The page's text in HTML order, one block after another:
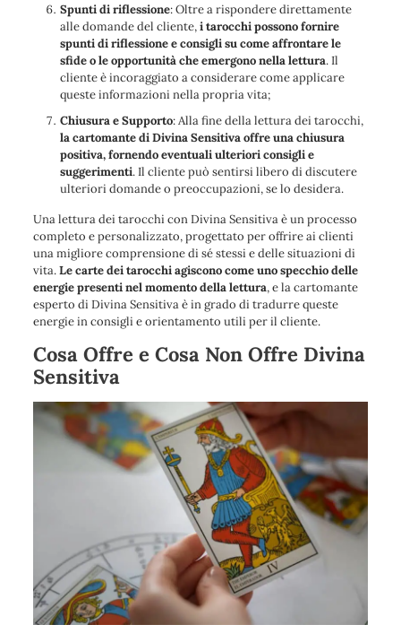
Spunti di riflessione: Oltre a rispondere direttamente
alle domande del cliente,i tarocchi possono fornire
spunti di riflessione e consigli su come affrontare le
sfide o le opportunità che emergono nella lettura. Il
cliente è incoraggiato a considerare come applicare
queste informazioni nella propria vita;
Chiusura e Supporto: Alla fine della lettura dei tarocchi,
la cartomante di Divina Sensitiva offre una chiusura
positiva, fornendo eventuali ulteriori consigli e
suggerimenti. Il cliente può sentirsi libero di discutere
ulteriori domande o preoccupazioni, se lo desidera.
Una lettura dei tarocchi con Divina Sensitiva è un processo
completo e personalizzato, progettato per offrire ai clienti
una migliore comprensione di sé stessi e delle situazioni di
vita.Le carte dei tarocchi agiscono come uno specchio delle
energie presenti nel momento della lettura, e la cartomante
esperto di Divina Sensitiva è in grado di tradurre queste
energie in consigli e orientamento utili per il cliente.
Cosa Offre e Cosa Non Offre Divina
Sensitiva